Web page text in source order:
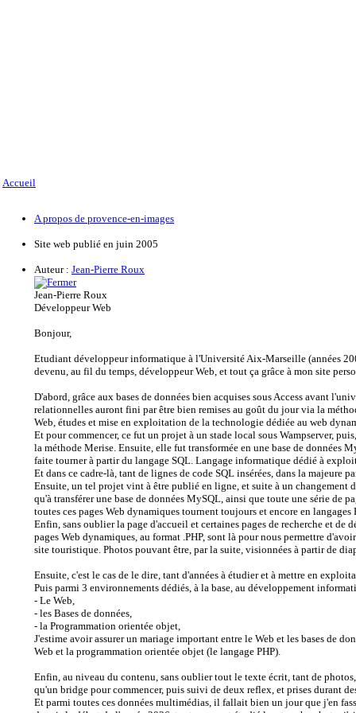
Accueil
A propos de provence-en-images
Site web publié en juin 2005
Auteur : Jean-Pierre Roux
Jean-Pierre Roux
Développeur Web
Bonjour,
Etudiant développeur informatique à l'Université Aix-Marseille (années
devenu, au fil du temps, développeur Web, et tout ça grâce à mon site
D'abord, grâce aux bases de données bien acquises sous Access avant
relationnelles auront fini par être bien remises au goût du jour via la
Web, études et mise en exploitation de la technologie dédiée au web
Et pour commencer, ce fut un projet à un stade local sous Wampserver,
la méthode Merise. Ensuite, elle fut transformée en une base de données
faite tourner à partir du langage SQL. Langage informatique dédié à
Et dans ce cadre-là, tant de lignes de code SQL insérées, dans la majeure
Ensuite, un tel projet vint à être publié en ligne, et suite à un changement
qu'à transférer une base de données MySQL, ainsi que toute une série de
toutes ces pages Web dynamiques tournent toujours et encore en
Enfin, sans oublier la page d'accueil et certaines pages de recherche et de
pages Web dynamiques, au format .PHP, sont là pour nous permettre
site touristique. Photos pouvant être, par la suite, visionnées à partir de
Ensuite, c'est le cas de le dire, tant d'années à étudier et à mettre en
Puis parmi 3 environnements dédiés, à la base, au développement
- Le Web,
- les Bases de données,
- la Programmation orientée objet,
J'estime avoir assurer un mariage important entre le Web et les bases de
Web et la programmation orientée objet (le langage PHP).
Enfin, au niveau du contenu, sans oublier tout le texte écrit, tant de
qu'un bridge pour commencer, puis suivi de deux reflex, et prises durant
Et parmi toutes ces données multimédias, il fallait bien un jour que j'en